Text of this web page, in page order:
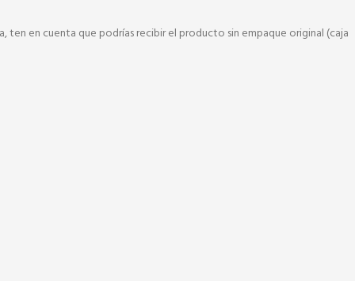
en cuenta que podrías recibir el producto sin empaque original (caja